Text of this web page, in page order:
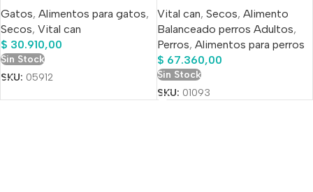
x 3kg
Gatos, Alimentos para gatos,
Secos, Vital can
$ 30.910,00
Sin Stock
SKU: 05912
Vital can, Secos, Alimento
Balanceado perros Adultos,
Perros, Alimentos para perros
$ 67.360,00
Sin Stock
SKU: 01093